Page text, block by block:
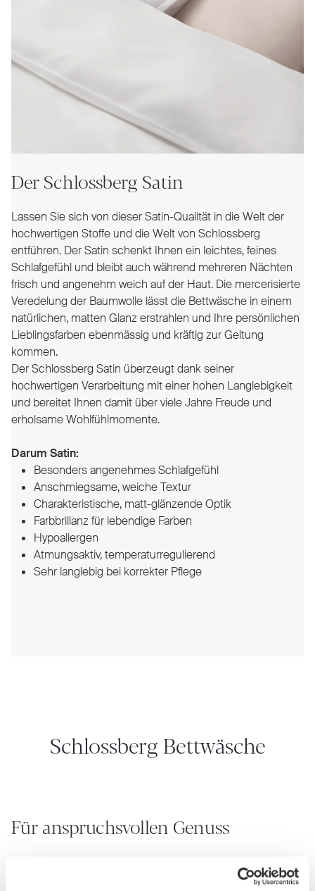
Der Schlossberg Satin
Lassen Sie sich von dieser Satin-Qualität in die Welt der
hochwertigen Stoffe und die Welt von Schlossberg
entführen. Der Satin schenkt Ihnen ein leichtes, feines
Schlafgefühl und bleibt auch während mehreren Nächten
frisch und angenehm weich auf der Haut. Die mercerisierte
Veredelung der Baumwolle lässt die Bettwäsche in einem
natürlichen, matten Glanz erstrahlen und Ihre persönlichen
Lieblingsfarben ebenmässig und kräftig zur Geltung
kommen.
Der Schlossberg Satin überzeugt dank seiner
hochwertigen Verarbeitung mit einer hohen Langlebigkeit
und bereitet Ihnen damit über viele Jahre Freude und
erholsame Wohlfühlmomente.
Darum Satin:
Besonders angenehmes Schlafgefühl
Anschmiegsame, weiche Textur
Charakteristische, matt-glänzende Optik
Farbbrillanz für lebendige Farben
Hypoallergen
Atmungsaktiv, temperaturregulierend
Sehr langlebig bei korrekter Pflege
Schlossberg Bettwäsche
Für anspruchsvollen Genuss
Stoffen mehr zu schaffen als nur textile Kreationen – wir